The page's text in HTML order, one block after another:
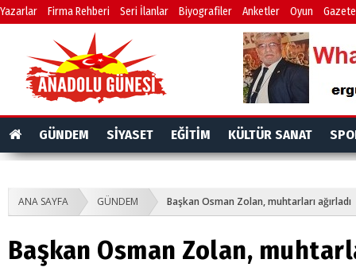
Yazarlar Firma Rehberi Seri İlanlar Biyografiler Anketler Oyun
GÜNDEM SİYASET EĞİTİM KÜLTÜR SANAT
ANA SAYFA GÜNDEM Başkan Osman Zolan, muhtarları ağırladı
Başkan Osman Zolan,